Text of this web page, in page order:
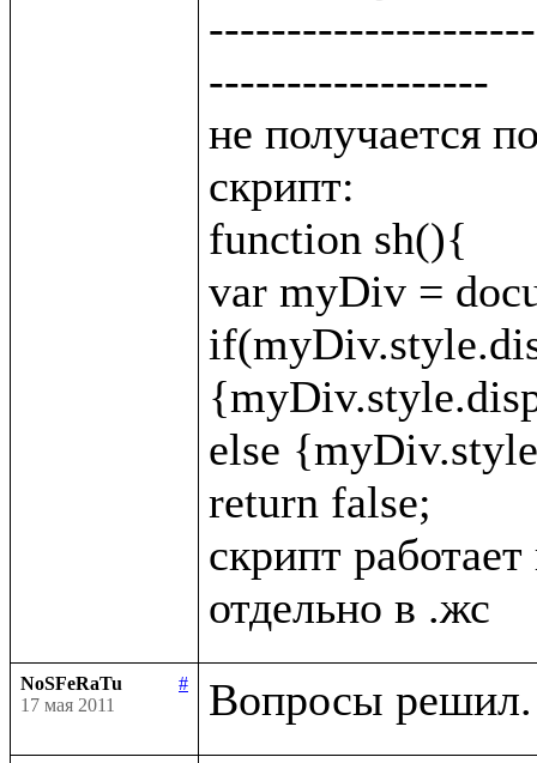
------------------
не получается
скрипт:
function sh(){
var myDiv =
else
return false;
скрипт
NoSFeRaTu
#
17 мая 2011